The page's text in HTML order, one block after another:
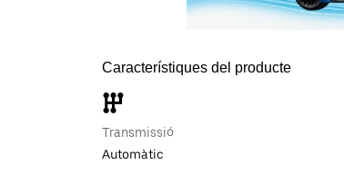
Característiques del producte
Transmissió
Automàtic